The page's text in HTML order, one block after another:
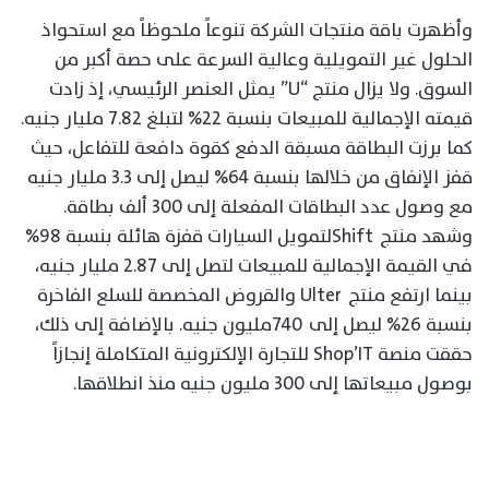
وأظهرت باقة منتجات الشركة تنوعاً ملحوظاً مع استحواذ
الحلول غير التمويلية وعالية السرعة على حصة أكبر من
السوق. ولا يزال منتج “U” يمثل العنصر الرئيسي، إذ زادت
قيمته الإجمالية للمبيعات بنسبة 22% لتبلغ 7.82 مليار جنيه.
كما برزت البطاقة مسبقة الدفع كقوة دافعة للتفاعل، حيث
قفز الإنفاق من خلالها بنسبة 64% ليصل إلى 3.3 مليار جنيه
مع وصول عدد البطاقات المفعلة إلى 300 ألف بطاقة.
وشهد منتج Shiftلتمويل السيارات قفزة هائلة بنسبة 98%
في القيمة الإجمالية للمبيعات لتصل إلى 2.87 مليار جنيه،
بينما ارتفع منتج Ulter والقروض المخصصة للسلع الفاخرة
بنسبة 26% ليصل إلى 740مليون جنيه. بالإضافة إلى ذلك،
حققت منصة Shop’IT للتجارة الإلكترونية المتكاملة إنجازاً
بوصول مبيعاتها إلى 300 مليون جنيه منذ انطلاقها.